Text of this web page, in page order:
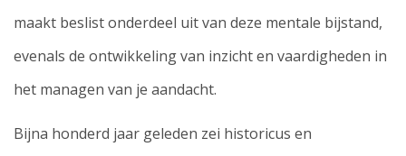
maakt beslist onderdeel uit van deze mentale bijstand,
evenals de ontwikkeling van inzicht en vaardigheden in
het managen van je aandacht.
Bijna honderd jaar geleden zei historicus en